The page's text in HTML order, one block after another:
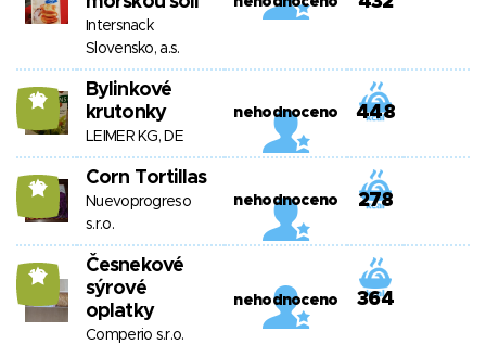
Intersnack
Slovensko, a.s.
10
Bylinkové
krutonky
LEIMER KG, DE
nehodnoceno 448
10 Corn Tortillas
Nuevoprogreso
s.r.o.
nehodnoceno 278
10
Česnekové
sýrové
oplatky
Comperio s.r.o.
nehodnoceno 364